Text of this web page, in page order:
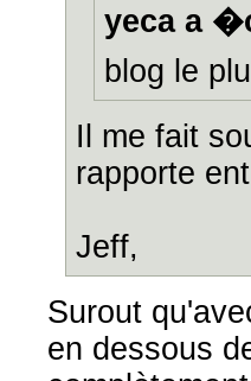
yeca a
blog le
Il me fait
rapporte
Jeff,
Surout
en dessous